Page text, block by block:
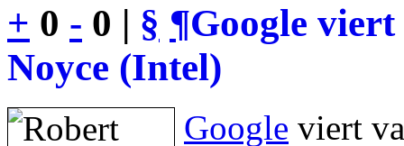
+ 0 - 0 | § ¶Google
Noyce (Intel)
Google viert